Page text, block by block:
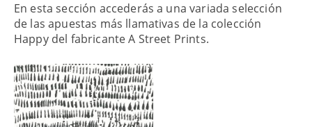
En esta sección accederás a una variada selección
de las apuestas más llamativas de la colección
Happy del fabricante A Street Prints.